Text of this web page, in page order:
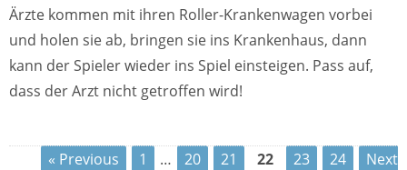
Ärzte kommen mit ihren Roller-Krankenwagen vorbei
und holen sie ab, bringen sie ins Krankenhaus, dann
kann der Spieler wieder ins Spiel einsteigen. Pass auf,
dass der Arzt nicht getroffen wird!
« Previous 1 … 20 21 22 23 24
Next